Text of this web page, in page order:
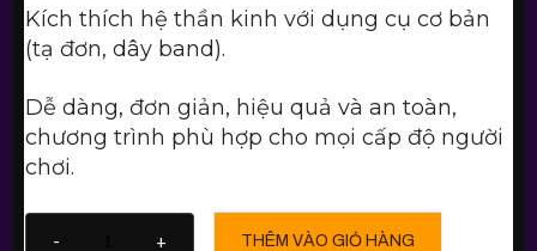
Kích thích hệ thần kinh với dụng cụ cơ bản
(tạ đơn, dây band).
Dễ dàng, đơn giản, hiệu quả và an toàn,
chương trình phù hợp cho mọi cấp độ người
chơi.
- + THÊM VÀO GIỎ HÀNG